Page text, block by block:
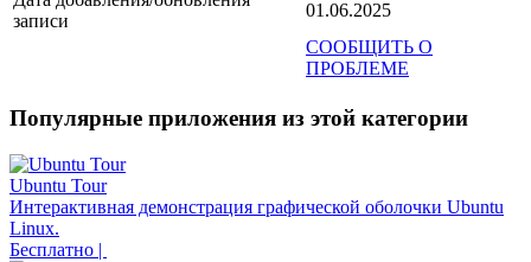
записи
01.06.2025
СООБЩИТЬ О
ПРОБЛЕМЕ
Популярные приложения из этой категории
Ubuntu Tour
Интерактивная демонстрация графической оболочки Ubuntu
Linux.
Бесплатно |